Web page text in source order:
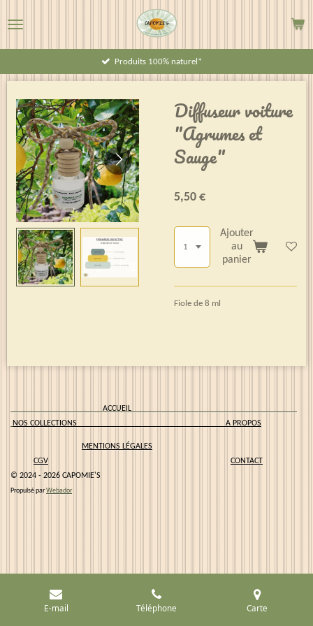
au
contenu
Produits 100% naturel*
Diffuseur voiture
"Agrumes et
Sauge"
5,50 €
Ajouter
au
panier
Fiole de 8 ml
ACCUEIL
NOS COLLECTIONS A PROPOS
MENTIONS LÉGALES
CGV
CONTACT
© 2024 - 2026 CAPOMIE'S
Propulsé parWebador
E-mail Téléphone Carte